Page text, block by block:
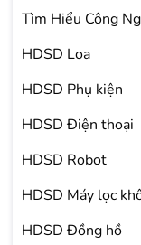
Tìm Hiểu Công
HDSD Loa
HDSD Phụ kiện
HDSD Điện thoại
HDSD Robot
HDSD Máy lọc
HDSD Đồng hồ